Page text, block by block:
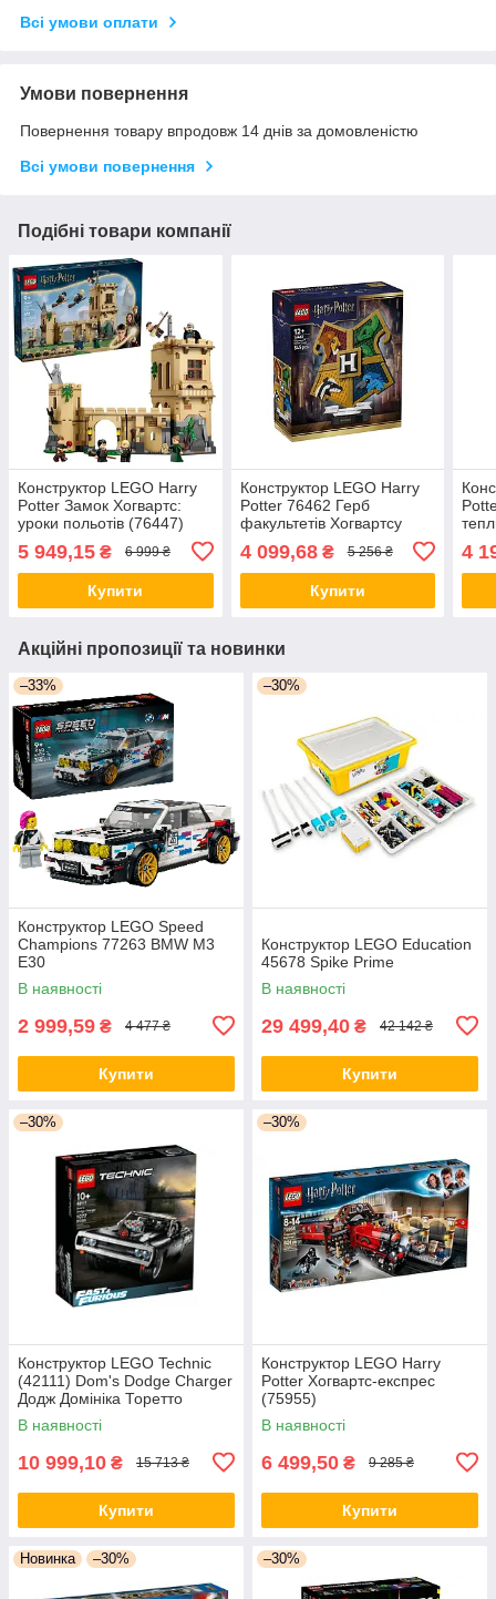
Всі умови оплати
Умови повернення
Повернення товару впродовж 14 днів за домовленістю
Всі умови повернення
Подібні товари компанії
Конструктор LEGO Harry
Potter Замок Хогвартс:
уроки польотів (76447)
5 949,15 ₴ 6 999 ₴
Купити
Конструктор LEGO Harry
Potter 76462 Герб
факультетів Хогвартсу
4 099,68₴ 5 256 ₴
Купити
4
Акційні пропозиції та новинки
–33%
Конструктор LEGO Speed
Champions 77263 BMW M3
E30
В наявності
2 999,59 ₴ 4 477 ₴
Купити
–30%
Конструктор LEGO Education
45678 Spike Prime
В наявності
29 499,40 ₴ 42 142 ₴
Купити
–30%
Конструктор LEGO Technic
(42111) Dom's Dodge Charger
Додж Домініка Торетто
В наявності
10 999,10 ₴ 15 713 ₴
Купити
–30%
Конструктор LEGO Harry
Potter Хогвартс-експрес
(75955)
В наявності
6 499,50 ₴ 9 285 ₴
Купити
Новинка –30% –30%